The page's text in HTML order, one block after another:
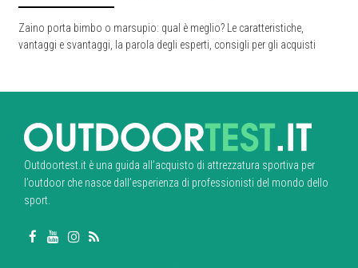
Zaino porta bimbo o marsupio: qual è meglio? Le caratteristiche,
vantaggi e svantaggi, la parola degli esperti, consigli per gli acquisti
Outdoortest.it è una guida all’acquisto di attrezzatura sportiva per
l’outdoor che nasce dall’esperienza di professionisti del mondo dello
sport.